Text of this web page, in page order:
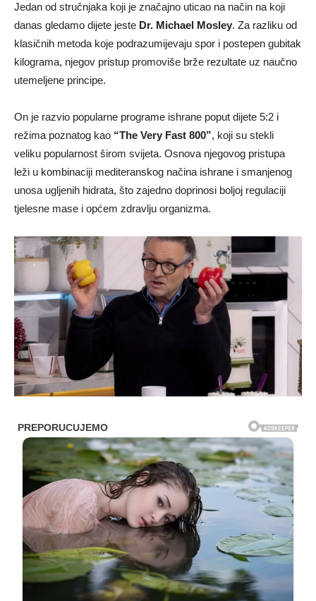
Jedan od stručnjaka koji je značajno uticao na način na koji
danas gledamo dijete jeste Dr. Michael Mosley. Za razliku od
klasičnih metoda koje podrazumijevaju spor i postepen gubitak
kilograma, njegov pristup promoviše brže rezultate uz naučno
utemeljene principe.
On je razvio popularne programe ishrane poput dijete 5:2 i
režima poznatog kao “The Very Fast 800”, koji su stekli
veliku popularnost širom svijeta. Osnova njegovog pristupa
leži u kombinaciji mediteranskog načina ishrane i smanjenog
unosa ugljenih hidrata, što zajedno doprinosi boljoj regulaciji
tjelesne mase i općem zdravlju organizma.